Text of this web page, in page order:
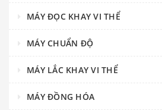
MÁY ĐỌC KHAY VI THỂ
MÁY CHUẨN ĐỘ
MÁY LẮC KHAY VI THỂ
MÁY ĐỒNG HÓA